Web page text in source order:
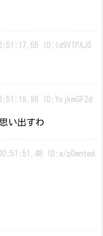
ID:Id9V1PAJ0
ID:YsjkmGF2d
い出すわ
ID:a/p0wnted